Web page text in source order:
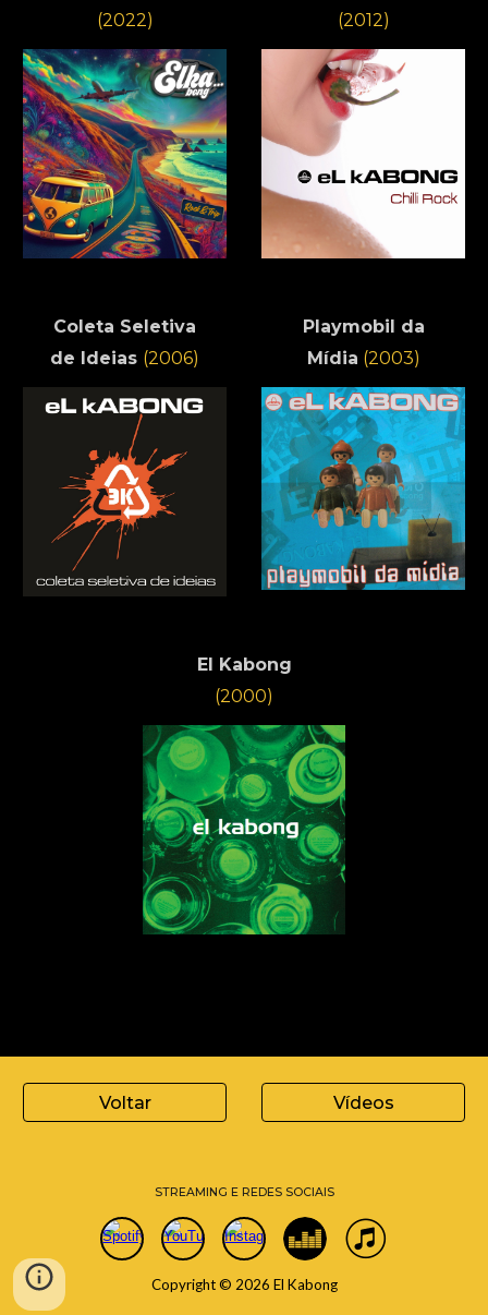
(2022)
(2012)
Coleta Seletiva
de Ideias (2006)
Playmobil da
Mídia (2003)
El Kabong
(2000)
Voltar Vídeos
STREAMING E REDES SOCIAIS
Copyright © 2026 El Kabong